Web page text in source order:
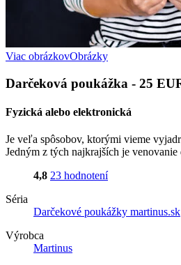
Viac obrázkovObrázky
Darčeková poukážka - 25
Fyzická alebo elektronická
Je veľa spôsobov, ktorými vieme
Jedným z tých najkrajších je venovanie
4,8 23 hodnotení
Séria
Darčekové poukážky martinus.sk
Výrobca
Martinus